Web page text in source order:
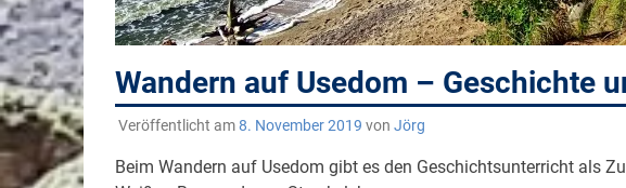
Wandern auf Usedom – Geschichte
Veröffentlicht am8. November 2019 von Jörg
Beim Wandern auf Usedom gibt es den Geschichtsunterricht als